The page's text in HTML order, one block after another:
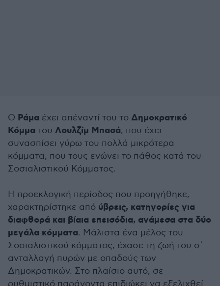
Ο Ράμα έχει απέναντί του το Δημοκρατικό
Κόμμα του Λουλζίμ Μπασά, που έχει
συνασπίσει γύρω του πολλά μικρότερα
κόμματα, που τους ενώνει το πάθος κατά του
Σοσιαλιστικού Κόμματος.
Η προεκλογική περίοδος που προηγήθηκε,
χαρακτηρίστηκε από ύβρεις, κατηγορίες για
διαφθορά και βίαια επεισόδια, ανάμεσα στα δύο
μεγάλα κόμματα. Μάλιστα ένα μέλος του
Σοσιαλιστικού κόμματος, έχασε τη ζωή του σ΄
ανταλλαγή πυρών με οπαδούς των
Δημοκρατικών. Στο πλαίσιο αυτό, σε
ρυθμιστικό παράγοντα επιδιώκει να εξελιχθεί